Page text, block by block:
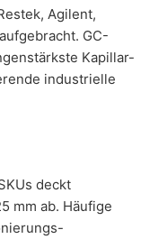
Agilent,
GC-
Kapillar-
industrielle
deckt
mm ab. Häufige